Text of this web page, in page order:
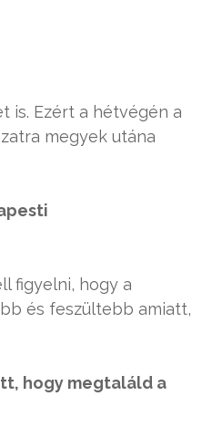
is. Ezért a hétvégén a
megyek utána
figyelni, hogy a
és feszültebb amiatt,
hogy megtaláld a